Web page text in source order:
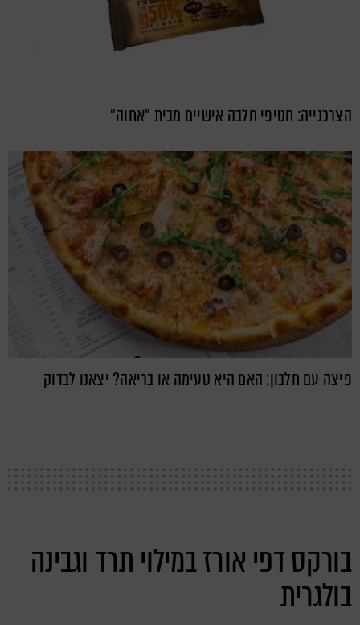
הצרכנייה: חטיפי חלבה אישיים מבית "אחוה"
פיצה עם חלבון: האם היא טעימה או בריאה? יצאנו לבדוק
בורקס דפי אורז במילוי תרד וגבינה
בולגרית